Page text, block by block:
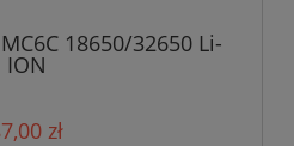
18650/32650 Li-
ION
zł